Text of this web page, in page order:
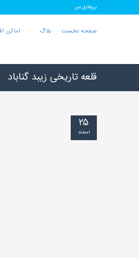
پروفایل من
صفحه نخست بلاگ اماکن
قلعه تاریخی زیبد گناباد
۲۵
اسفند